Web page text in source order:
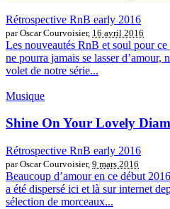
Rétrospective RnB early 2016
par Oscar Courvoisier, 16 avril 2016
Les nouveautés RnB et soul pour
ne pourra jamais se lasser d’amour,
volet de notre série...
Musique
Shine On Your Lovely
Rétrospective RnB early 2016
par Oscar Courvoisier, 9 mars 2016
Beaucoup d’amour en ce début
a été dispersé ici et là sur internet
sélection de morceaux...